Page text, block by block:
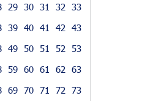
29 30 31 32
33
39 40 41 42
43
49 50 51 52
53
59 60 61 62
63
69 70 71 72
73